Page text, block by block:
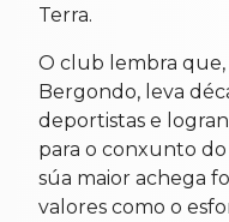
Terra.
O club lembra
Bergondo, leva
deportistas e
para o conxunto
súa maior achega
valores como o